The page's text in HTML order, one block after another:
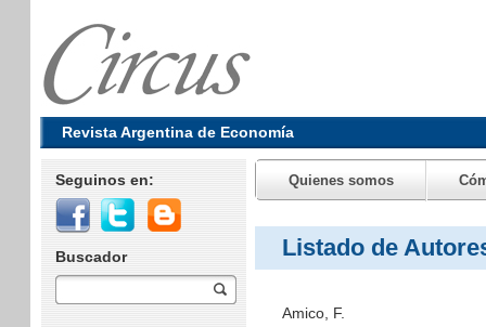
Revista Argentina de Economía
Seguinos en:
Buscador
Quienes somos
Listado de
Amico, F.